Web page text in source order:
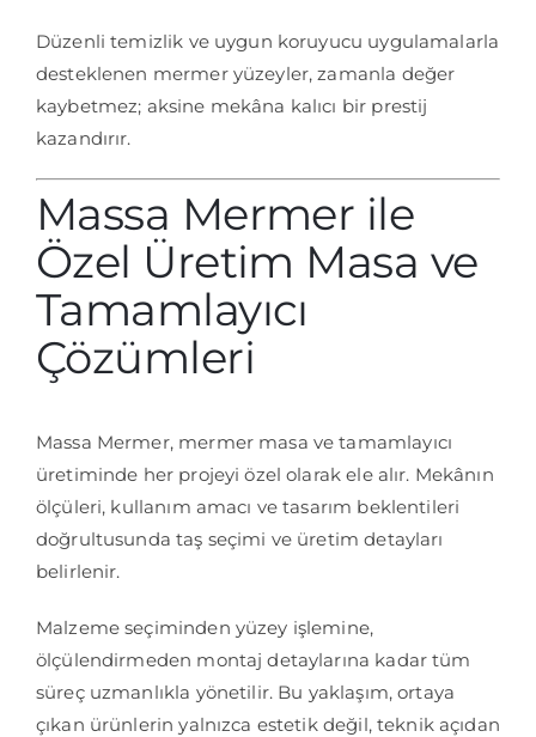
Düzenli temizlik ve uygun koruyucu uygulamalarla
desteklenen mermer yüzeyler, zamanla değer
kaybetmez; aksine mekâna kalıcı bir prestij
kazandırır.
Massa Mermer ile
Özel Üretim Masa ve
Tamamlayıcı
Çözümleri
Massa Mermer, mermer masa ve tamamlayıcı
üretiminde her projeyi özel olarak ele alır. Mekânın
ölçüleri, kullanım amacı ve tasarım beklentileri
doğrultusunda taş seçimi ve üretim detayları
belirlenir.
Malzeme seçiminden yüzey işlemine,
ölçülendirmeden montaj detaylarına kadar tüm
süreç uzmanlıkla yönetilir. Bu yaklaşım, ortaya
çıkan ürünlerin yalnızca estetik değil, teknik açıdan